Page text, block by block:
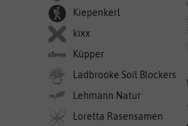
Kiepenkerl
kixx
Küpper
Ladbrooke Soil Blockers
Lehmann Natur
Loretta Rasensamen